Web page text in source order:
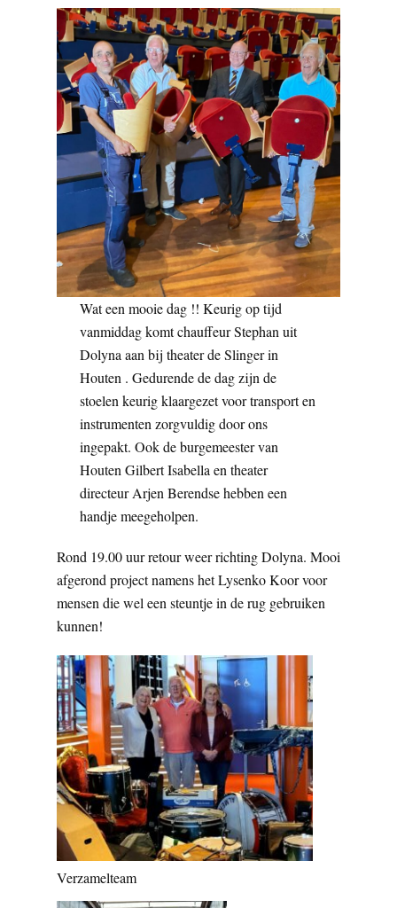
Wat een mooie dag !! Keurig op tijd
vanmiddag komt chauffeur Stephan uit
Dolyna aan bij theater de Slinger in
Houten . Gedurende de dag zijn de
stoelen keurig klaargezet voor transport en
instrumenten zorgvuldig door ons
ingepakt. Ook de burgemeester van
Houten Gilbert Isabella en theater
directeur Arjen Berendse hebben een
handje meegeholpen.
Rond 19.00 uur retour weer richting Dolyna. Mooi
afgerond project namens het Lysenko Koor voor
mensen die wel een steuntje in de rug gebruiken
kunnen!
Verzamelteam